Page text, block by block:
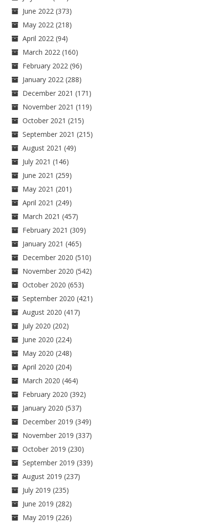
June 2022 (373)
May 2022 (218)
April 2022 (94)
March 2022 (160)
February 2022 (96)
January 2022 (288)
December 2021 (171)
November 2021 (119)
October 2021 (215)
September 2021 (215)
August 2021 (49)
July 2021 (146)
June 2021 (259)
May 2021 (201)
April 2021 (249)
March 2021 (457)
February 2021 (309)
January 2021 (465)
December 2020 (510)
November 2020 (542)
October 2020 (653)
September 2020 (421)
August 2020 (417)
July 2020 (202)
June 2020 (224)
May 2020 (248)
April 2020 (204)
March 2020 (464)
February 2020 (392)
January 2020 (537)
December 2019 (349)
November 2019 (337)
October 2019 (230)
September 2019 (339)
August 2019 (237)
July 2019 (235)
June 2019 (282)
May 2019 (226)